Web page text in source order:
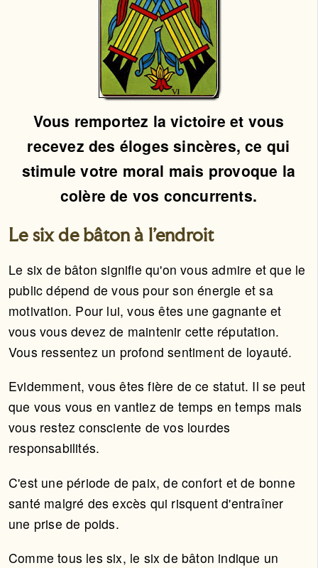
Vous remportez la victoire et vous
recevez des éloges sincères, ce qui
stimule votre moral mais provoque la
colère de vos concurrents.
Le six de bâton à l'endroit
Le six de bâton signifie qu'on vous admire et que le
public dépend de vous pour son énergie et sa
motivation. Pour lui, vous êtes une gagnante et
vous vous devez de maintenir cette réputation.
Vous ressentez un profond sentiment de loyauté.
Evidemment, vous êtes fière de ce statut. Il se peut
que vous vous en vantiez de temps en temps mais
vous restez consciente de vos lourdes
responsabilités.
C'est une période de paix, de confort et de bonne
santé malgré des excès qui risquent d'entraîner
une prise de poids.
Comme tous les six, le six de bâton indique un